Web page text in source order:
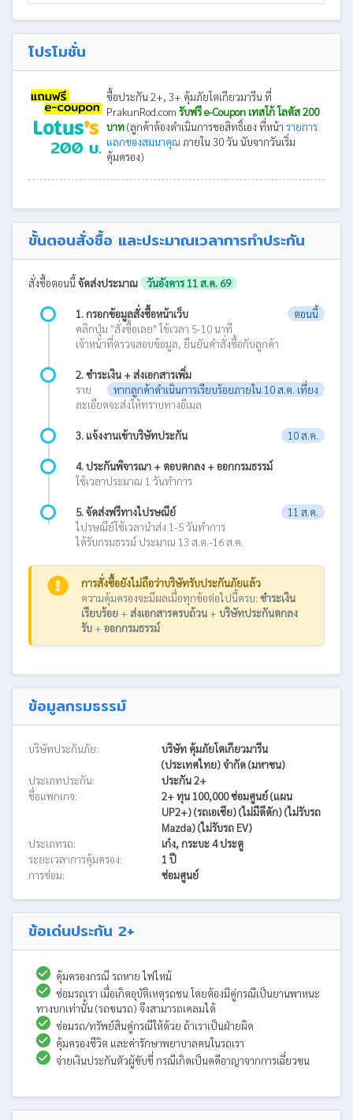
โปรโมชั่น
ซื้อประกัน 2+, 3+ คุ้มภัยโตเกียวมารีน ที่
PrakunRod.com รับฟรี e-Coupon เทสโก้ โลตัส 200
บาท(ลูกค้าต้องดำเนินการขอสิทธิ์เอง ที่หน้า รายการ
แลกของสมนาคุณ ภายใน 30 วัน นับจากวันเริ่ม
คุ้มครอง)
ขั้นตอนสั่งซื้อ และประมาณเวลาการทำประกัน
สั่งซื้อตอนนี้จัดส่งประมาณ วันอังคาร 11 ส.ค. 69
1. กรอกข้อมูลสั่งซื้อหน้าเว็บ
ตอนนี้
คลิกปุ่ม "สั่งซื้อเลย" ใช้เวลา 5-10 นาที
เจ้าหน้าที่ตรวจสอบข้อมูล, ยืนยันคำสั่งซื้อกับลูกค้า
2. ชำระเงิน + ส่งเอกสารเพิ่ม
หากลูกค้าดำเนินการเรียบร้อยภายใน 10 ส.ค. เที่ยง
ราย
ละเอียดจะส่งให้ทราบทางอีเมล
3. แจ้งงานเข้าบริษัทประกัน 10 ส.ค.
4. ประกันพิจารณา + ตอบตกลง + ออกกรมธรรม์
ใช้เวลาประมาณ 1 วันทำการ
5. จัดส่งฟรีทางไปรษณีย์
11 ส.ค.
ไปรษณีย์ใช้เวลานำส่ง 1-5 วันทำการ
ได้รับกรมธรรม์ ประมาณ 13 ส.ค.-16 ส.ค.
การสั่งซื้อยังไม่ถือว่าบริษัทรับประกันภัยแล้ว
ความคุ้มครองจะมีผลเมื่อทุกข้อต่อไปนี้ครบ: ชำระเงิน
เรียบร้อย+ ส่งเอกสารครบถ้วน+ บริษัทประกันตกลง
รับ+ ออกกรมธรรม์
ข้อมูลกรมธรรม์
บริษัทประกันภัย:
บริษัท คุ้มภัยโตเกียวมารีน
(ประเทศไทย) จำกัด (มหาชน)
ประเภทประกัน:
ประกัน 2+
ชื่อแพกเกจ:
2+ ทุน 100,000 ซ่อมศูนย์ (แผน
UP2+) (รถเอเชีย) (ไม่มีดีดัก) (ไม่รับรถ
Mazda) (ไม่รับรถ EV)
ประเภทรถ:
เก๋ง, กระบะ 4 ประตู
ระยะเวลาการคุ้มครอง:
1 ปี
การซ่อม:
ซ่อมศูนย์
ข้อเด่นประกัน 2+
คุ้มครองกรณี รถหาย ไฟไหม้
ซ่อมรถเรา เมื่อเกิดอุบัติเหตุรถชน โดยต้องมีคู่กรณีเป็นยานพาหนะ
ทางบกเท่านั้น (รถชนรถ) จึงสามารถเคลมได้
ซ่อมรถ/ทรัพย์สินคู่กรณีให้ด้วย ถ้าเราเป็นฝ่ายผิด
คุ้มครองชีวิต และค่ารักษาพยาบาลคนในรถเรา
จ่ายเงินประกันตัวผู้ขับขี่ กรณีเกิดเป็นคดีอาญาจากการเฉี่ยวชน